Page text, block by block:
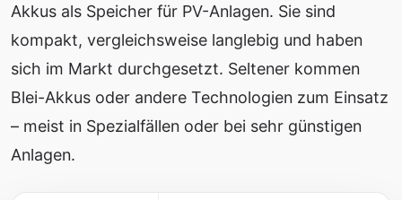
Akkus als Speicher für PV-Anlagen. Sie sind
kompakt, vergleichsweise langlebig und haben
sich im Markt durchgesetzt. Seltener kommen
Blei-Akkus oder andere Technologien zum Einsatz
– meist in Spezialfällen oder bei sehr günstigen
Anlagen.